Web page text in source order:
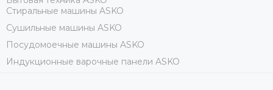
Стиральные машины ASKO
Сушильные машины ASKO
Посудомоечные машины ASKO
Индукционные варочные панели ASKO